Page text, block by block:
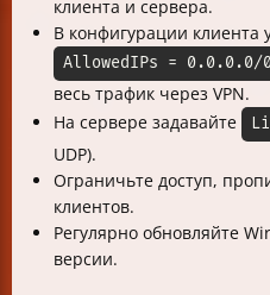
клиента и сервера.
В конфигурации клиента
AllowedIPs = 0.0.0.0/
весь трафик через VPN.
На сервере задавайте
UDP).
Ограничьте доступ,
клиентов.
Регулярно обновляйте
версии.